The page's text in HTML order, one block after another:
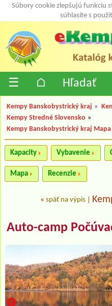
Súbory cookie zlepšujú funkciu
súhlasíte s
☰ ⌂ Hľadať
Kempy Banskobystrický kraj »
Kempy Stredné Slovensko »
Kempy Banskobystrický kraj Mapa
Kapacity Vybavenie
Mapa Recenzie
« späť na výpis
Auto-camp